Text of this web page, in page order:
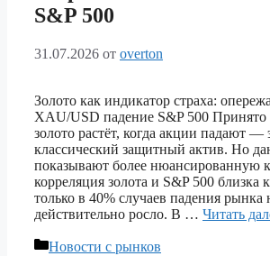
S&P 500
31.07.2026 от overton
Золото как индикатор страха:
XAU/USD падение S&P 500 Принято
золото растёт, когда акции падают —
классический защитный актив. Но
показывают более нюансированную
корреляция золота и S&P 500 близка
только в 40% случаев падения рынка
действительно росло. В … Читать
Рубрики
Новости с рынков